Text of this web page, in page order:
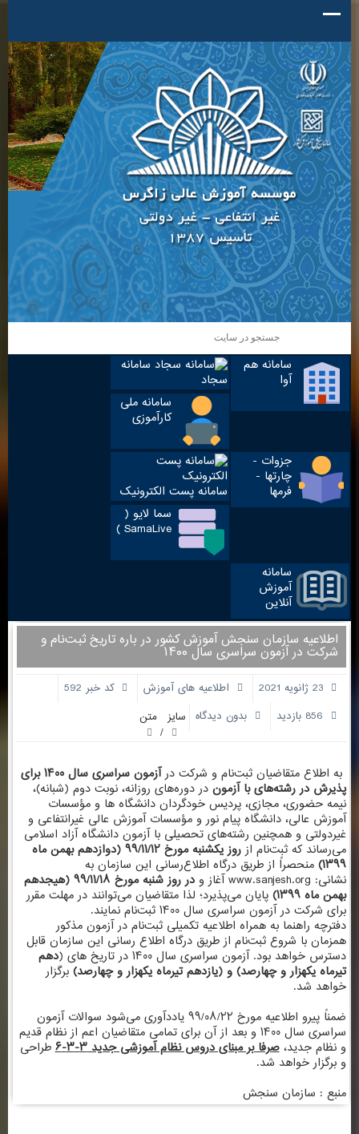
سامانه هم
آوا
سامانه
سجاد
سامانه ملی
کارآموزی
جزوات -
چارتها -
فرمها
سامانه پست الکترونیک
سما لایو (
SamaLive )
سامانه
آموزش
آنلاین
اطلاعیه‌ سازمان‌ سنجش‌ آموزش‌ کشور در باره‌ تاریخ‌ ثبت‌نام‌ و
شرکت در‌ آزمون‌ سراسری‌ سال ۱۴۰۰
23 ژانویه 2021 اطلاعیه های آموزش
کد خبر 592
بدون دیدگاه سایز متن
/
به ‌اطلاع‌ متقاضیان‌ ثبت‌نام‌ و شرکت‌ در آزمون‌ سراسری‌ سال ۱۴۰۰ برای‌
پذیرش در رشته‌های با آزمون در دوره‌های‌ روزانه، نوبت دوم (شبانه‌)،
نیمه حضوری، مجازی، پردیس خودگردان دانشگاه ها و مؤسسات‌
آموزش‌ عالی‌، دانشگاه‌ پیام‌ نور و مؤسسات‌ آموزش‌ عالی‌ غیرانتفاعی‌ و
غیردولتی‌ و همچنین رشته‌های تحصیلی با آزمون دانشگاه آزاد اسلامی
می‌رساند که ثبت‌نام از روز یکشنبه مورخ ۹۹/۱۱/۱۲ (دوازدهم بهمن ماه‌
۱۳۹۹) منحصراً از طریق درگاه اطلاع‌رسانی این سازمان به
نشانی: www.sanjesh.orgآغاز و در روز شنبه مورخ ۹۹/۱۱/۱۸ (هیجدهم
بهمن ماه‌ ۱۳۹۹) پایان می‌پذیرد؛ لذا متقاضیان می‌توانند در مهلت مقرر
برای شرکت در آزمون سراسری سال ۱۴۰۰ ثبت‌نام نمایند.
دفترچه راهنما به همراه اطلاعیه تکمیلی ثبت‌نام در آزمون مذکور
همزمان با شروع ثبت‌نام از طریق درگاه اطلاع رسانی این سازمان قابل
دسترس خواهد بود. آزمون سراسری سال ۱۴۰۰ در تاریخ های ( دهم
تیرماه یکهزار و چهارصد) و (یازدهم تیرماه یکهزار و چهارصد) برگزار
خواهد شد.
ضمناً پیرو اطلاعیه مورخ ۹۹/۰۸/۲۲ یاددآوری می‌شود سوالات آزمون
سراسری سال ۱۴۰۰ و بعد از آن برای تمامی متقاضیان اعم از نظام قدیم
و نظام جدید،صرفا بر مبنای دروس نظام آموزشی جدید ۳-۳-۶ طراحی
و برگزار خواهد شد.
منبع : سازمان سنجش